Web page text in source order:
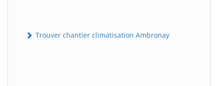
Trouver chantier climatisation Ambronay